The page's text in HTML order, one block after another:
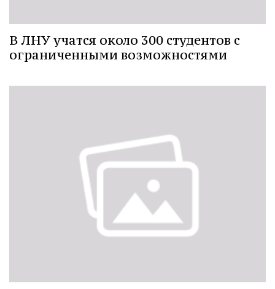
В ЛНУ учатся около 300 студентов с
ограниченными возможностями